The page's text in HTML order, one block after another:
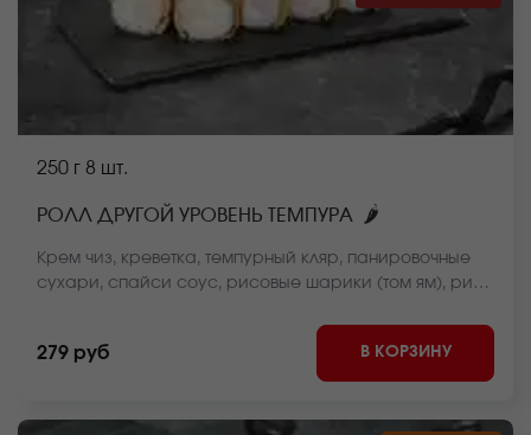
250 г 8 шт.
РОЛЛ ДРУГОЙ УРОВЕНЬ ТЕМПУРА 🌶
Крем чиз, креветка, темпурный кляр, панировочные
сухари, спайси соус, рисовые шарики (том ям), рис,
279 руб В КОРЗИНУ